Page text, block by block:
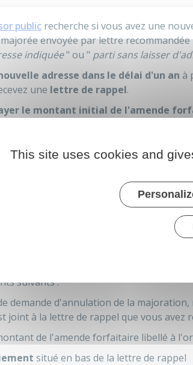
public recherche si vous avez une
envoyée par lettre
indiquée" ou " parti sans laisser
adresse dans le délai d'un an à
une lettre de rappel.
le montant initial de l'amende
de la carte grise si vous ne l'avez
d'adresse sur la carte grise du
de la lettre de rappel.
de l'amende forfaitaire
45 jours pour payer
le montant initial
déclaration de changement d'adresse
de rappel si vous avez fait la
suivants :
demande d'annulation de la majoration,
joint à la lettre de rappel que vous avez
de l'amende forfaitaire libellé à
situé en bas de la lettre de rappel
This site uses cookies and